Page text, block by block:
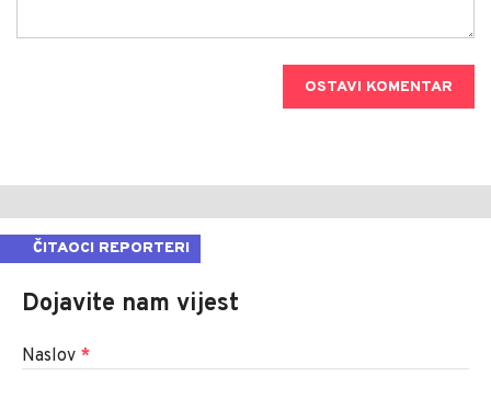
OSTAVI KOMENTAR
ČITAOCI REPORTERI
Dojavite nam vijest
Naslov *